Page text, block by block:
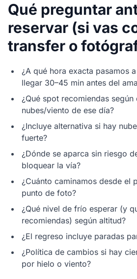
Qué preguntar
reservar (si vas
transfer o
¿A qué hora exacta pasamos
llegar 30–45 min antes del
¿Qué spot recomiendas según
nubes/viento de ese día?
¿Incluye alternativa si hay
fuerte?
¿Dónde se aparca sin riesgo
bloquear la vía?
¿Cuánto caminamos desde el
punto de foto?
¿Qué nivel de frío esperar (y
recomiendas) según altitud?
¿El regreso incluye paradas
¿Política de cambios si hay
por hielo o viento?